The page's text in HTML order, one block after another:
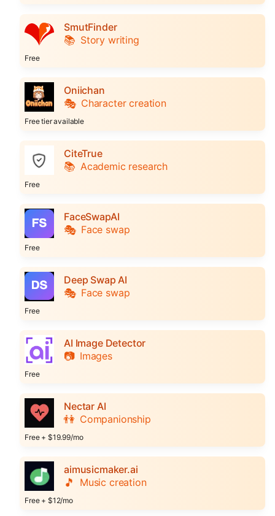
SmutFinder
📚 Story writing
Free
Oniichan
🎭 Character creation
Free tier available
CiteTrue
📚 Academic research
Free
FaceSwapAI
🎭 Face swap
Free
Deep Swap AI
🎭 Face swap
Free
AI Image Detector
📷 Images
Free
Nectar AI
👫 Companionship
Free + $19.99/mo
aimusicmaker.ai
🎵 Music creation
Free + $12/mo